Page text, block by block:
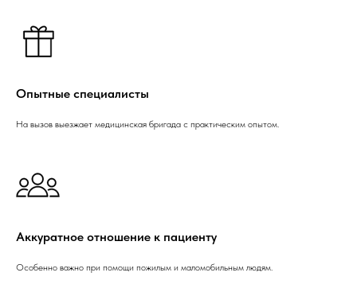
Опытные специалисты
На вызов выезжает медицинская бригада с практическим опытом.
Аккуратное отношение к пациенту
Особенно важно при помощи пожилым и маломобильным людям.